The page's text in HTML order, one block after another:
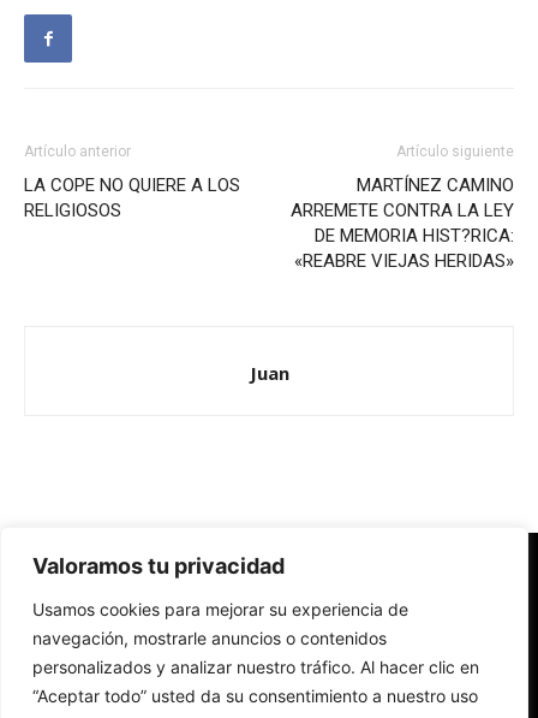
Valoramos tu privacidad
Usamos cookies para mejorar su experiencia de
navegación, mostrarle anuncios o contenidos
personalizados y analizar nuestro tráfico. Al hacer clic en
“Aceptar todo” usted da su consentimiento a nuestro uso
Artículo anterior
LA COPE NO QUIERE A LOS
RELIGIOSOS
Artículo siguiente
MARTÍNEZ CAMINO
ARREMETE CONTRA LA LEY
DE MEMORIA HIST?RICA:
«REABRE VIEJAS HERIDAS»
Juan
Redes Cristianas
Una mirada alternativa sobre la Iglesia católica y la sociedad
- Colectivos de Redes Cristianas